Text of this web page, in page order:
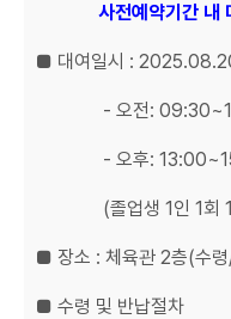
사전예약기간 내
■ 대여일시 :
- 오전:
- 오후:
(졸업생 1인 1회 1
■ 장소 : 체육관 2층(수
■ 수령 및 반납절차